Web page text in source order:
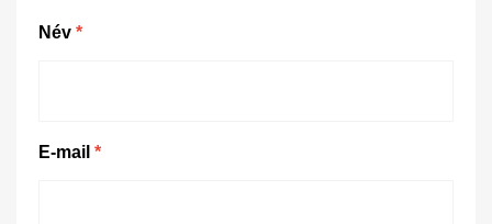
Név *
E-mail *